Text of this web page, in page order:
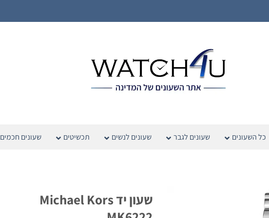
כל השעונים שעונים לגבר שעונים לנשים תכשיטים שעונים חכמים
שעון יד Michael Kors